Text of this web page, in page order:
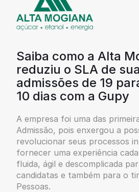
Saiba como a Alta
reduziu o SLA de
admissões de 19
10 dias com a Gupy
A empresa foi uma das
Admissão, pois enxergou a
revolucionar seus processos
fornecer uma experiência
fluida, ágil e descomplicada
candidatas e também para o
Pessoas.